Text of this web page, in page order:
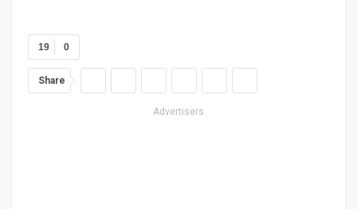
0
19
Share
Advertisers